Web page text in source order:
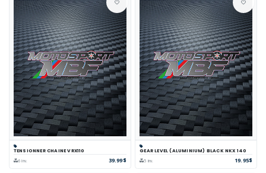
TENSIONNER CHAINE VRX110
6 inv. 39.99$
GEAR LEVEL (ALUMINIUM) BLACK NKX 140
5 inv. 19.95$